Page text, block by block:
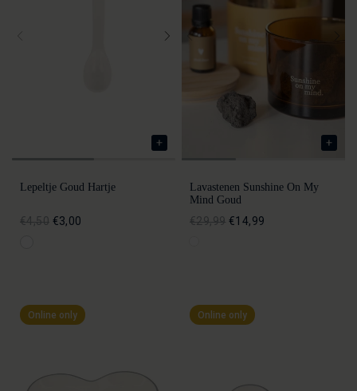
Lepeltje Goud Hartje
€4,50 €3,00
Lavastenen Sunshine On My
Mind Goud
€29,99 €14,99
Online only Online only